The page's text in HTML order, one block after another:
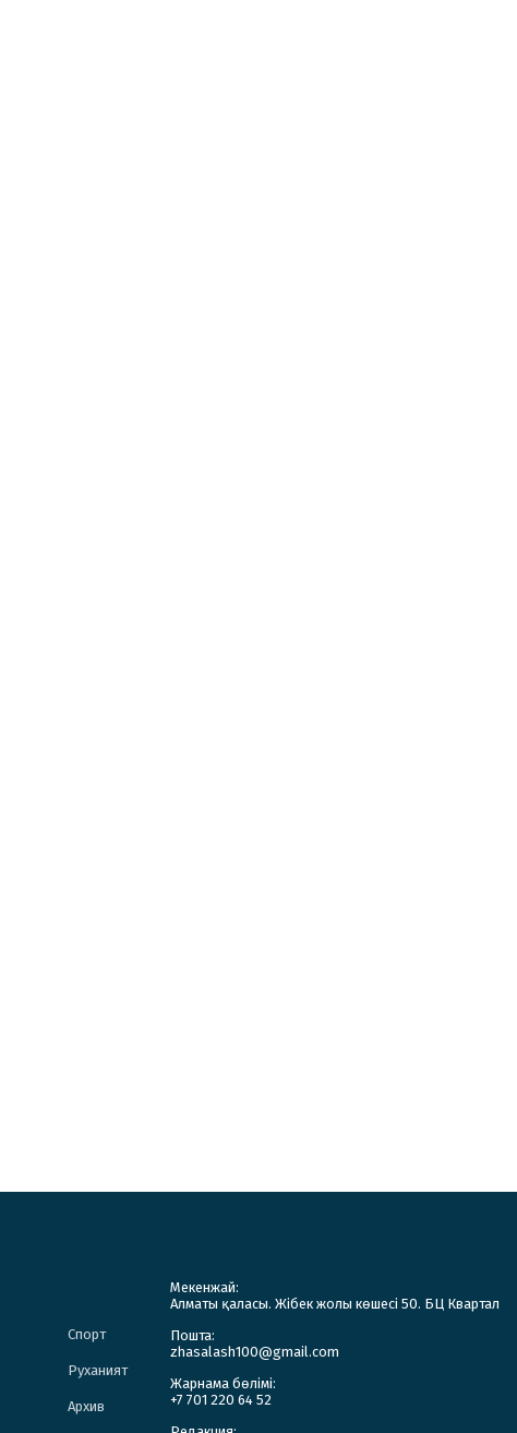
Спорт
Руханият
Архив
Мекенжай:
Алматы қаласы. Жібек жолы көшесі 50. БЦ Квартал
Пошта:
zhasalash100@gmail.com
Жарнама бөлімі:
+7 701 220 64 52